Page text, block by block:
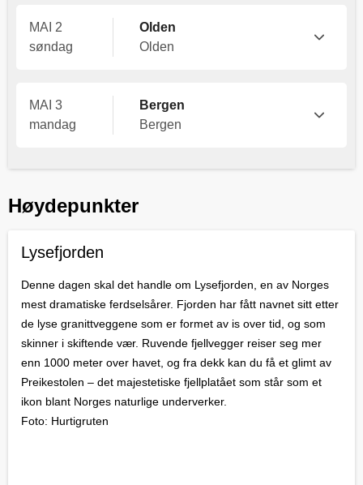
MAI 2
søndag
Olden
Olden
MAI 3
mandag
Bergen
Bergen
Høydepunkter
Lysefjorden
Denne dagen skal det handle om Lysefjorden, en av Norges
mest dramatiske ferdselsårer. Fjorden har fått navnet sitt etter
de lyse granittveggene som er formet av is over tid, og som
skinner i skiftende vær. Ruvende fjellvegger reiser seg mer
enn 1000 meter over havet, og fra dekk kan du få et glimt av
Preikestolen – det majestetiske fjellplatået som står som et
ikon blant Norges naturlige underverker.
Foto: Hurtigruten